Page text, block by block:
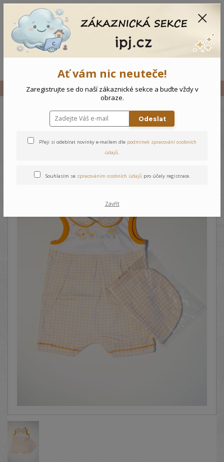
Vše Kojenecký komplet Koala - 62
Kojenecký komplet Koala - 62
Ať vám nic neuteče!
Zaregistrujte se do naší zákaznické sekce a buďte vždy v
obraze.
Odeslat
Přeji si odebírat novinky e-mailem dle podmínek zpracování osobních
údajů.
Souhlasím se zpracováním osobních údajů pro účely registrace.
Zavřít